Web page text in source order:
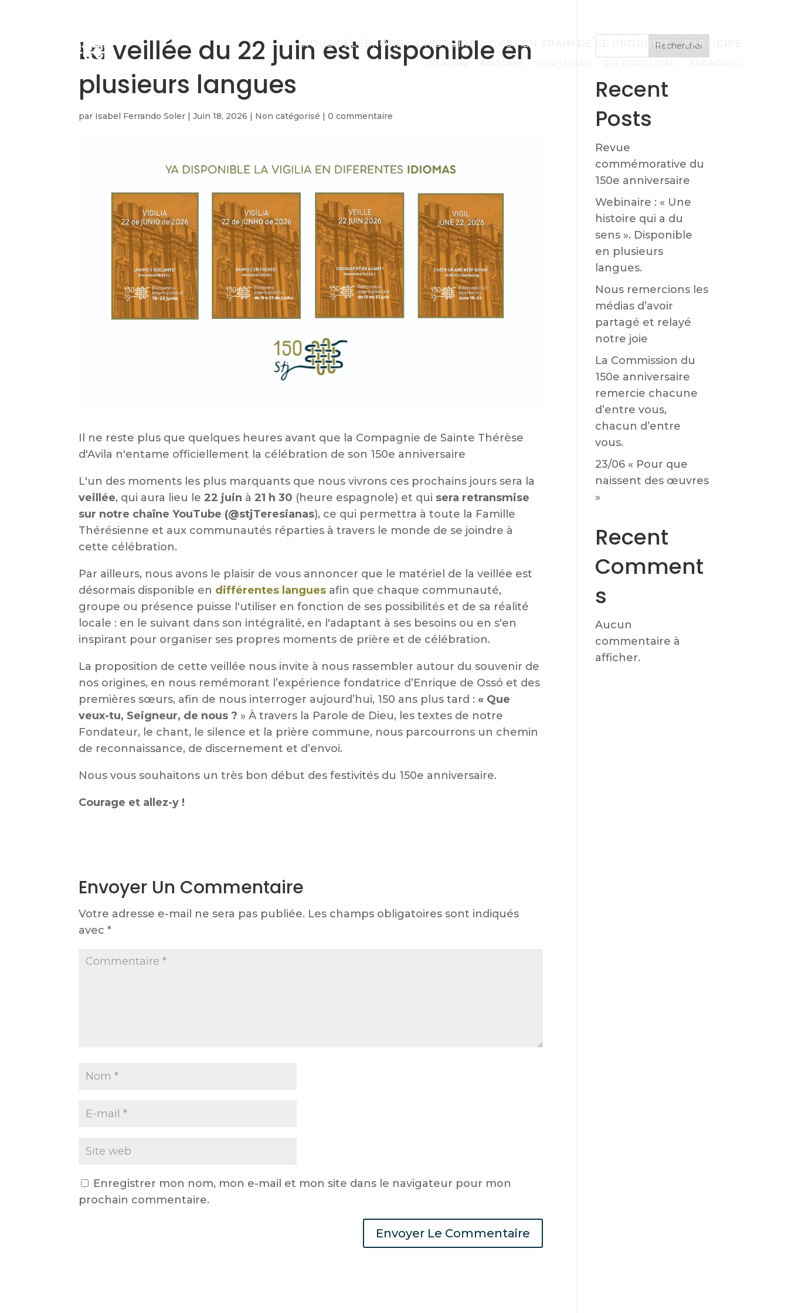
NOUS CÉLÉBRONS L’HISTOIRE C’EST EN TRAIN DE SE PRODUIRE PARTICIPE
La veillée du 22 juin est disponible en
plusieurs langues
par Isabel Ferrando Soler |Juin 18, 2026 | Non catégorisé |0 commentaire
Il ne reste plus que quelques heures avant que la Compagnie de Sainte Thérèse
d'Avila n'entame officiellement la célébration de son 150e anniversaire
L'un des moments les plus marquants que nous vivrons ces prochains jours sera la
veillée, qui aura lieu le22 juin à21 h 30 (heure espagnole) et qui sera retransmise
sur notre chaîne YouTube (@stjTeresianas), ce qui permettra à toute la Famille
Thérésienne et aux communautés réparties à travers le monde de se joindre à
cette célébration.
Par ailleurs, nous avons le plaisir de vous annoncer que le matériel de la veillée est
désormais disponible en différentes langues afin que chaque communauté,
groupe ou présence puisse l'utiliser en fonction de ses possibilités et de sa réalité
locale : en le suivant dans son intégralité, en l'adaptant à ses besoins ou en s'en
inspirant pour organiser ses propres moments de prière et de célébration.
La proposition de cette veillée nous invite à nous rassembler autour du souvenir de
nos origines, en nous remémorant l’expérience fondatrice d’Enrique de Ossó et des
premières sœurs, afin de nous interroger aujourd’hui, 150 ans plus tard :« Que
veux-tu, Seigneur, de nous ? » À travers la Parole de Dieu, les textes de notre
Fondateur, le chant, le silence et la prière commune, nous parcourrons un chemin
de reconnaissance, de discernement et d’envoi.
Nous vous souhaitons un très bon début des festivités du 150e anniversaire.
Courage et allez-y !
Envoyer Un Commentaire
Votre adresse e-mail ne sera pas publiée. Les champs obligatoires sont indiqués
avec*
Enregistrer mon nom, mon e-mail et mon site dans le navigateur pour mon
prochain commentaire.
Rechercher
Recent
Posts
Revue
commémorative du
150e anniversaire
Webinaire : « Une
histoire qui a du
sens ». Disponible
en plusieurs
langues.
Nous remercions les
médias d’avoir
partagé et relayé
notre joie
La Commission du
150e anniversaire
remercie chacune
d’entre vous,
chacun d’entre
vous.
23/06 « Pour que
naissent des œuvres
»
Recent
Comment
s
Aucun
commentaire à
afficher.